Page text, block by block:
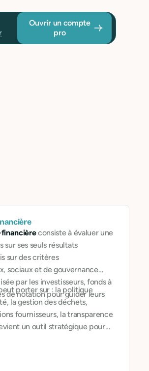
Ouvrir un compte
pro
consiste à évaluer une
sur ses seuls résultats
sur des critères
sociaux et de gouvernance
par les investisseurs, fonds à
de notation pour guider leurs
porter sur : la politique
la gestion des déchets,
fournisseurs, la transparence
un outil stratégique pour